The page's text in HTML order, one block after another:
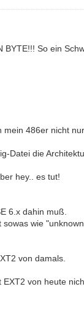
So ein
486er nicht
Datei die
hey.. es tut!
6.x dahin muß.
wie
von damals.
von heute